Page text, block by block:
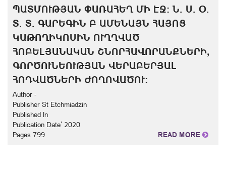
ՊԱՏՄՈՒԹՅԱՆ ՓԱՌԱՀԵՂ ՄԻ ԷՋ: Ն. Ս. Օ.
Տ. Տ. ԳԱՐԵԳԻՆ Բ ԱՄԵՆԱՅՆ ՀԱՅՈՑ
ԿԱԹՈՂԻԿՈՍԻՆ ՈՒՂՂՎԱԾ
ՀՈԲԵԼՅԱՆԱԿԱՆ ՇՆՈՐՀԱՎՈՐԱՆՔՆԵՐԻ,
ԳՈՐԾՈՒՆԵՈՒԹՅԱՆ ՎԵՐԱԲԵՐՅԱԼ
ՀՈԴՎԱԾՆԵՐԻ ԺՈՂՈՎԱԾՈՒ:
Author -
Publisher St Etchmiadzin
Published In
Publication Date` 2020
Pages 799
READ MORE